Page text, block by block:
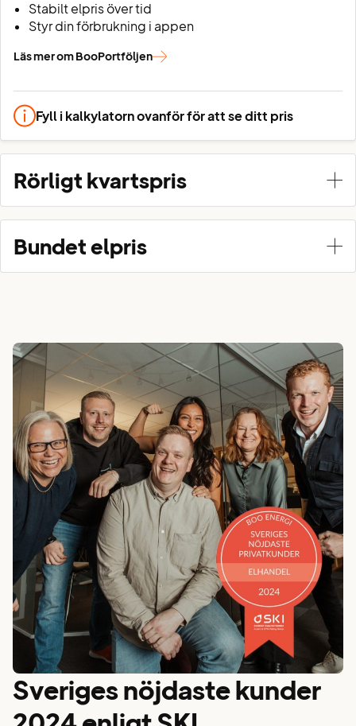
Stabilt elpris över tid
Styr din förbrukning i appen
Läs mer om BooPortföljen
Fyll i kalkylatorn ovanför för att se ditt pris
Rörligt kvartspris
Bundet elpris
Sveriges nöjdaste kunder